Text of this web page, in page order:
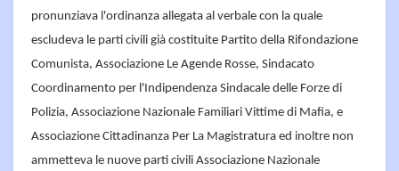
pronunziava l'ordinanza allegata al verbale con la quale
escludeva le parti civili già costituite Partito della Rifondazione
Comunista, Associazione Le Agende Rosse, Sindacato
Coordinamento per l'Indipendenza Sindacale delle Forze di
Polizia, Associazione Nazionale Familiari Vittime di Mafia, e
Associazione Cittadinanza Per La Magistratura ed inoltre non
ammetteva le nuove parti civili Associazione Nazionale